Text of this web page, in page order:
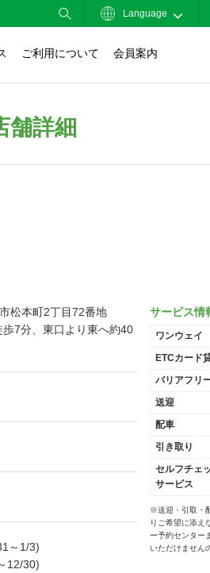
Language
ご利用について 会員案内
舗詳細
松本町2丁目72番地
7分、東口より東へ約40
～1/3)
12/30)
サービス情
ワンウェイ
ETCカード
バリアフリ
送迎
配車
引き取り
セルフチェ
サービス
※送迎・引取・
りご希望に添え
ー予約センター
いただけません